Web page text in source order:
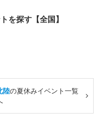
を探す【全国】
陸の夏休みイベント一覧